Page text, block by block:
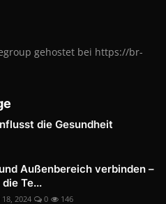
gehostet bei https://br-
die Gesundheit
Außenbereich verbinden –
Te...
18, 2024 0 146